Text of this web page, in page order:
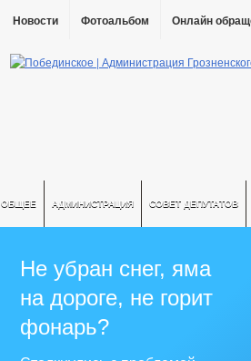
Новости Фотоальбом Онлайн
ОБЩЕЕ АДМИНИСТРАЦИЯ СОВЕТ ДЕПУТАТОВ
Не убран снег, яма
на дороге, не горит
фонарь?